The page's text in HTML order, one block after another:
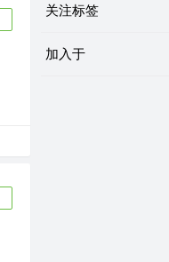
关注标签
加入于